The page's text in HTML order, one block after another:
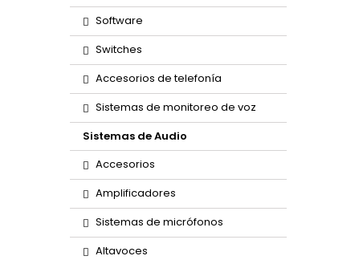
Software
Switches
Accesorios de telefonía
Sistemas de monitoreo de voz
Sistemas de Audio
Accesorios
Amplificadores
Sistemas de micrófonos
Altavoces